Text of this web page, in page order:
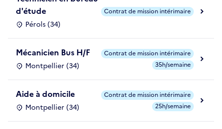
d'étude
Pérols (34)
Contrat de mission intérimaire
Mécanicien Bus H/F
Montpellier (34)
Contrat de mission intérimaire
35h/semaine
Aide à domicile
Montpellier (34)
Contrat de mission intérimaire
25h/semaine